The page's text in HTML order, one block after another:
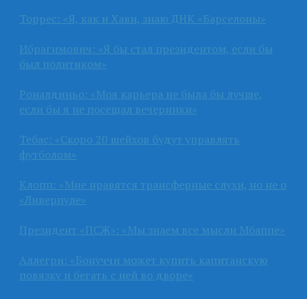
Торрес: «Я, как и Хави, знаю ДНК «Барселоны»
Ибрагимович: «Я бы стал президентом, если бы
был политиком»
Роналдиньо: «Моя карьера не была бы лучше,
если бы я не посещал вечеринки»
Тебас: «Скоро 20 шейхов будут управлять
футболом»
Клопп: «Мне нравятся трансферные слухи, но не о
«Ливерпуле»
Президент «ПСЖ»: «Мы знаем все мысли Мбаппе»
Аллегри: «Бонуччи может купить капитанскую
повязку и бегать с ней во дворе»